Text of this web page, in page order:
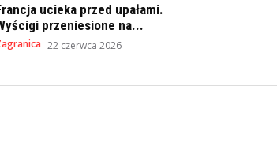
ucieka przed upałami.
przeniesione na...
22 czerwca 2026